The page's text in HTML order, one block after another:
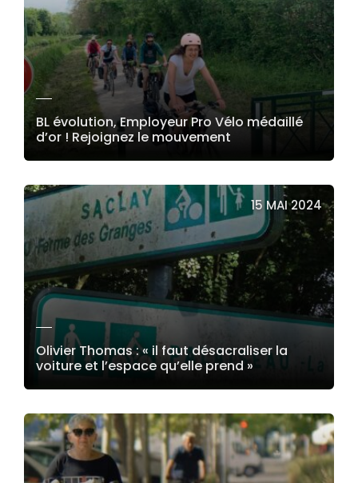
BL évolution, Employeur Pro Vélo médaillé
d’or ! Rejoignez le mouvement
15 MAI 2024
Olivier Thomas : « il faut désacraliser la
voiture et l’espace qu’elle prend »